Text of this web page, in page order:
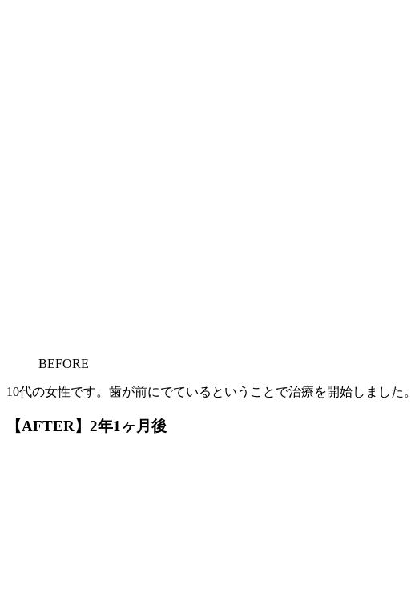
BEFORE
10代の女性です。歯が前にでているということで治療を開始しました。
【AFTER】2年1ヶ月後